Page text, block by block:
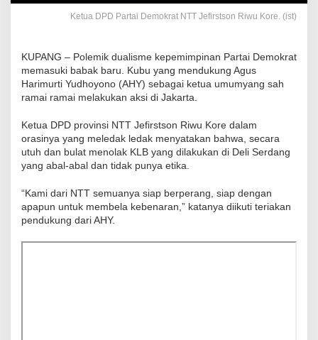
Ketua DPD Partai Demokrat NTT Jefirstson Riwu Kore. (ist)
KUPANG – Polemik dualisme kepemimpinan Partai Demokrat
memasuki babak baru. Kubu yang mendukung Agus
Harimurti Yudhoyono (AHY) sebagai ketua umumyang sah
ramai ramai melakukan aksi di Jakarta.
Ketua DPD provinsi NTT Jefirstson Riwu Kore dalam
orasinya yang meledak ledak menyatakan bahwa, secara
utuh dan bulat menolak KLB yang dilakukan di Deli Serdang
yang abal-abal dan tidak punya etika.
“Kami dari NTT semuanya siap berperang, siap dengan
apapun untuk membela kebenaran,” katanya diikuti teriakan
pendukung dari AHY.